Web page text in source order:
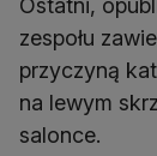
Ostatni,
zespołu
przyczyną
na lewym
salonce.